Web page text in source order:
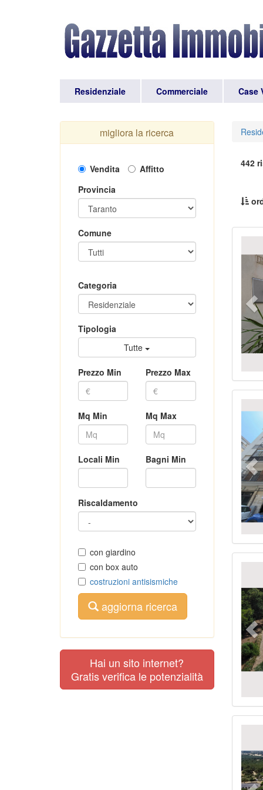
Residenziale Commerciale Case
migliora la ricerca
Vendita
Affitto
Provincia
Comune
Categoria
Tipologia
Tutte
Prezzo Min Prezzo Max
Mq Min Mq Max
Locali Min Bagni Min
Riscaldamento
con giardino
con box auto
costruzioni antisismiche
aggiorna ricerca
Hai un sito internet?
Gratis verifica le potenzialità
442